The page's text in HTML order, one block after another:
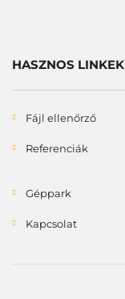
HASZNOS LINKEK
Fájl ellenőrző
Referenciák
Géppark
Kapcsolat